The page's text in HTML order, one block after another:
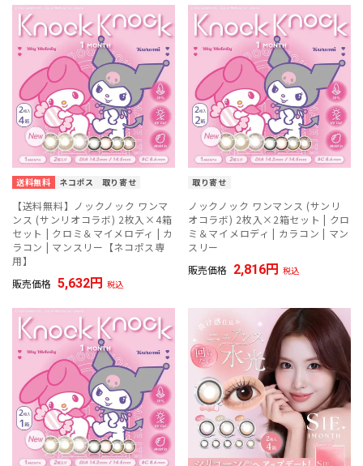
送料無料 ネコポス 取り寄せ
【送料無料】ノックノック ワンマ
ンス (サンリオコラボ) 2枚入×4箱
セット | クロミ＆マイメロディ | カ
ラコン | マンスリー【ネコポス専
用】
販売価格 5,632 税込
取り寄せ
ノックノック ワンマンス (サンリ
オコラボ) 2枚入×2箱セット | クロ
ミ＆マイメロディ | カラコン | マン
スリー
販売価格 2,816 税込